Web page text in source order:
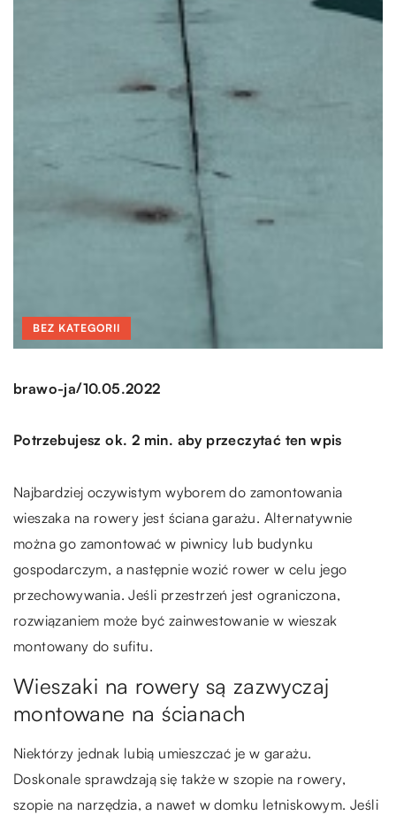
BEZ KATEGORII
brawo-ja/10.05.2022
Potrzebujesz ok. 2 min. aby przeczytać ten wpis
Najbardziej oczywistym wyborem do zamontowania
wieszaka na rowery jest ściana garażu. Alternatywnie
można go zamontować w piwnicy lub budynku
gospodarczym, a następnie wozić rower w celu jego
przechowywania. Jeśli przestrzeń jest ograniczona,
rozwiązaniem może być zainwestowanie w wieszak
montowany do sufitu.
Wieszaki na rowery są zazwyczaj
montowane na ścianach
Niektórzy jednak lubią umieszczać je w garażu.
Doskonale sprawdzają się także w szopie na rowery,
szopie na narzędzia, a nawet w domku letniskowym. Jeśli